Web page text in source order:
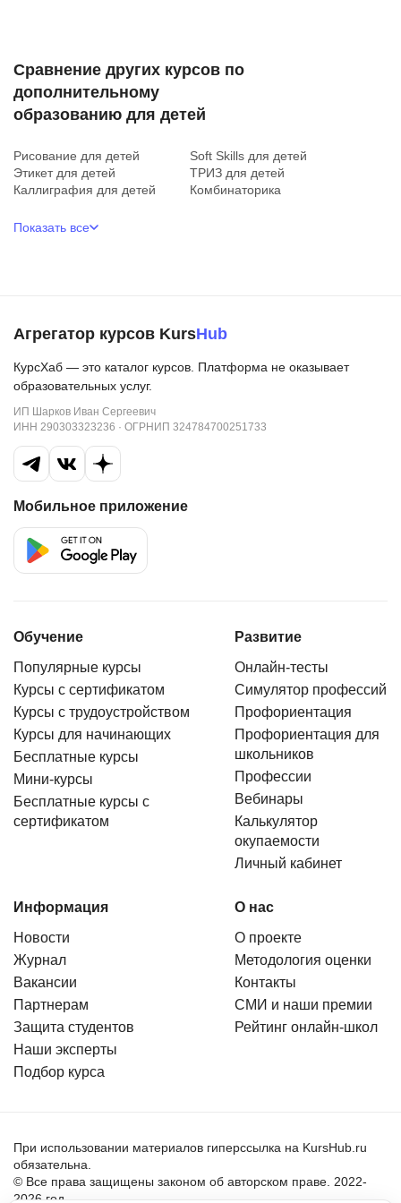
Сравнение других курсов по
дополнительному
образованию для детей
Рисование для детей
Soft Skills для детей
Этикет для детей
ТРИЗ для детей
Каллиграфия для детей
Комбинаторика
Показать все
Агрегатор курсов KursHub
КурсХаб — это каталог курсов. Платформа не оказывает
образовательных услуг.
ИП Шарков Иван Сергеевич
ИНН 290303323236 · ОГРНИП 324784700251733
Мобильное приложение
Обучение
Популярные курсы
Курсы с сертификатом
Курсы с трудоустройством
Курсы для начинающих
Бесплатные курсы
Мини-курсы
Бесплатные курсы с
сертификатом
Развитие
Онлайн-тесты
Симулятор профессий
Профориентация
Профориентация для
школьников
Профессии
Вебинары
Калькулятор
окупаемости
Личный кабинет
Информация
Новости
Журнал
Вакансии
Партнерам
Защита студентов
Наши эксперты
Подбор курса
О нас
О проекте
Методология оценки
Контакты
СМИ и наши премии
Рейтинг онлайн-школ
При использовании материалов гиперссылка на KursHub.ru
обязательна.
© Все права защищены законом об авторском праве. 2022-
2026 год.